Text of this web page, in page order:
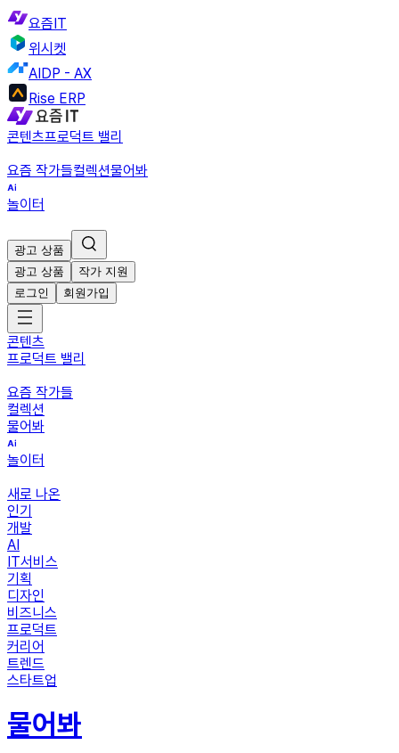
요즘IT
위시켓
AIDP - AX
Rise ERP
콘텐츠프로덕트 밸리
요즘 작가들컬렉션물어봐
놀이터
광고 상품
광고 상품
작가 지원
로그인
회원가입
콘텐츠
프로덕트 밸리
요즘 작가들
컬렉션
물어봐
놀이터
새로 나온
인기
개발
AI
IT서비스
기획
디자인
비즈니스
프로덕트
커리어
트렌드
스타트업
물어봐